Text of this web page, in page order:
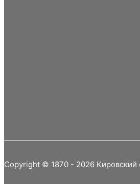
Copyright © 1870 - 2026 Кировский